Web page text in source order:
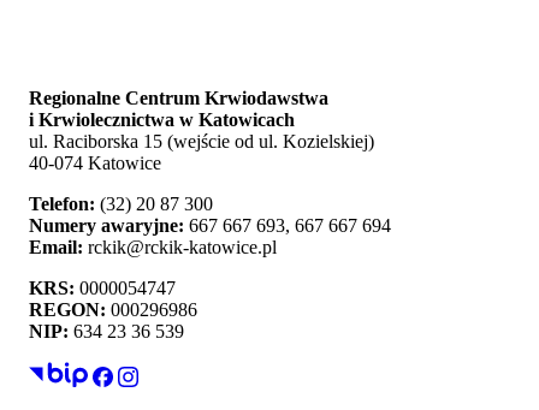
Regionalne Centrum Krwiodawstwa
i Krwiolecznictwa w Katowicach
ul. Raciborska 15 (wejście od ul. Kozielskiej)
40-074 Katowice
Telefon: (32) 20 87 300
Numery awaryjne: 667 667 693, 667 667 694
Email: rckik@rckik-katowice.pl
KRS: 0000054747
REGON: 000296986
NIP: 634 23 36 539